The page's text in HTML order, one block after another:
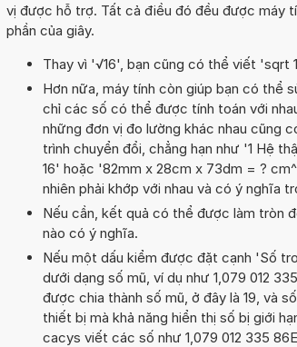
vị được hỗ trợ. Tất cả điều đó đều được máy
phần của giây.
Thay vì '√16', bạn cũng có thể viết 'sqrt
Hơn nữa, máy tính còn giúp bạn có thể
chỉ các số có thể được tính toán với
những đơn vị đo lường khác nhau cũng
trình chuyển đổi, chẳng hạn như '1 Hệ
16' hoặc '82mm x 28cm x 73dm = ?
nhiên phải khớp với nhau và có ý nghĩa
Nếu cần, kết quả có thể được làm tròn
nào có ý nghĩa.
Nếu một dấu kiểm được đặt cạnh 'Số
dưới dạng số mũ, ví dụ như 1,079 012
được chia thành số mũ, ở đây là 19, và
thiết bị mà khả năng hiển thị số bị giới
cacys viết các số như 1,079 012 335